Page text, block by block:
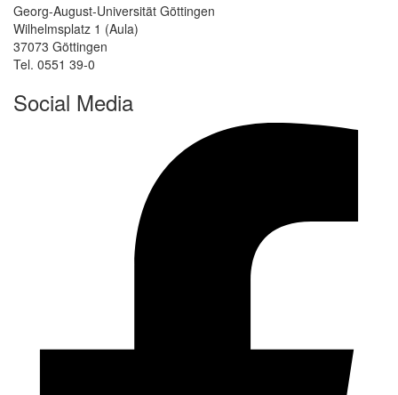
Georg-August-Universität Göttingen
Wilhelmsplatz 1 (Aula)
37073 Göttingen
Tel. 0551 39-0
Social Media